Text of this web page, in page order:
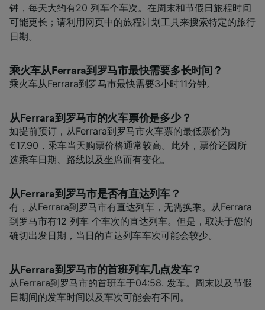
钟，每天大约有20 列车个车次。在周末和节假日旅程时间
可能更长；请利用网页中的旅程计划工具来搜索特定的旅行
日期。
乘火车从Ferrara到罗马市最快需要多长时间？
乘火车从Ferrara到罗马市最快需要3小时11分钟。
从Ferrara到罗马市的火车票价是多少？
如提前预订，从Ferrara到罗马市火车票的最低票价为
€17.90，乘车当天购票价格通常较高。此外，票价还因所
选乘车日期、路线以及坐席而有变化。
从Ferrara到罗马市是否有直达列车？
有，从Ferrara到罗马市有直达列车，无需换乘。从Ferrara
到罗马市有12 列车 个车次的直达列车。但是，取决于您的
确切出发日期，当日的直达列车车次可能会较少。
从Ferrara到罗马市的首班列车几点发车？
从Ferrara到罗马市的首班车于04:58. 发车。周末以及节假
日期间的发车时间以及车次可能会有不同。